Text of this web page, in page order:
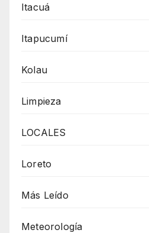
Itacuá
Itapucumí
Kolau
Limpieza
LOCALES
Loreto
Más Leído
Meteorología